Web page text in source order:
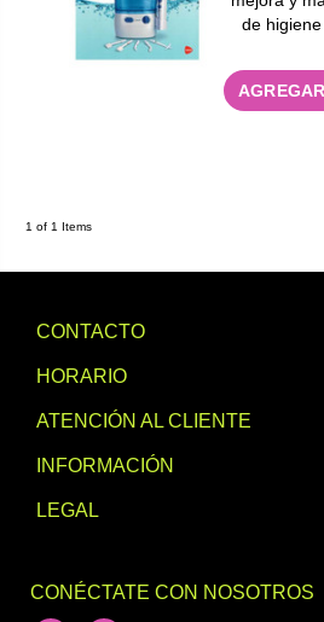
de
1 of 1 Items
CONTACTO
HORARIO
ATENCIÓN AL CLIENTE
INFORMACIÓN
LEGAL
CONÉCTATE CON NOSOTROS